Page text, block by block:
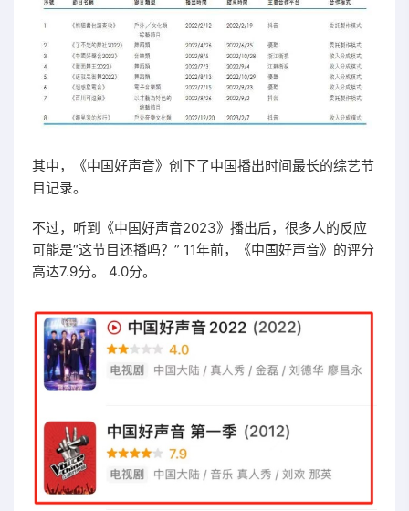
其中，《中国好声音》创下了中国播出时间最长的综艺节
目记录。
不过，听到《中国好声音2023》播出后，很多人的反应
可能是“这节目还播吗？” 11年前，《中国好声音》的评分
高达7.9分。 4.0分。